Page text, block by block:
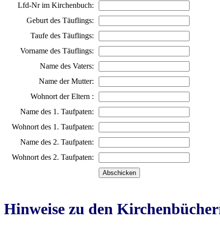
Lfd-Nr im Kirchenbuch:
Geburt des Täuflings:
Taufe des Täuflings:
Vorname des Täuflings:
Name des Vaters:
Name der Mutter:
Wohnort der Eltern :
Name des 1. Taufpaten:
Wohnort des 1. Taufpaten:
Name des 2. Taufpaten:
Wohnort des 2. Taufpaten:
Hinweise zu den